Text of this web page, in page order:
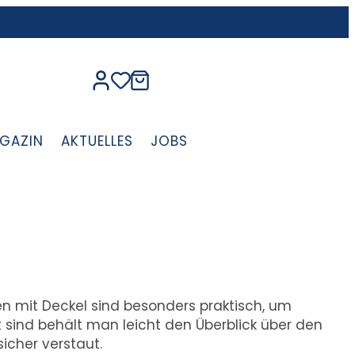
AKTUELLES JOBS
mit Deckel sind besonders praktisch, um
behält man leicht den Überblick über den
verstaut.